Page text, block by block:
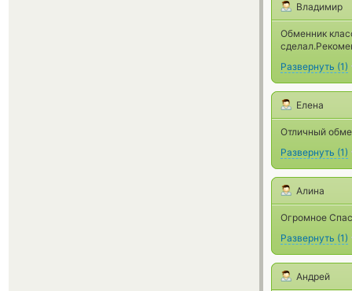
Владимир
Обменник
Развернуть (1)
Елена
Отличный
Развернуть (1)
Алина
Огромное
Развернуть (1)
Андрей